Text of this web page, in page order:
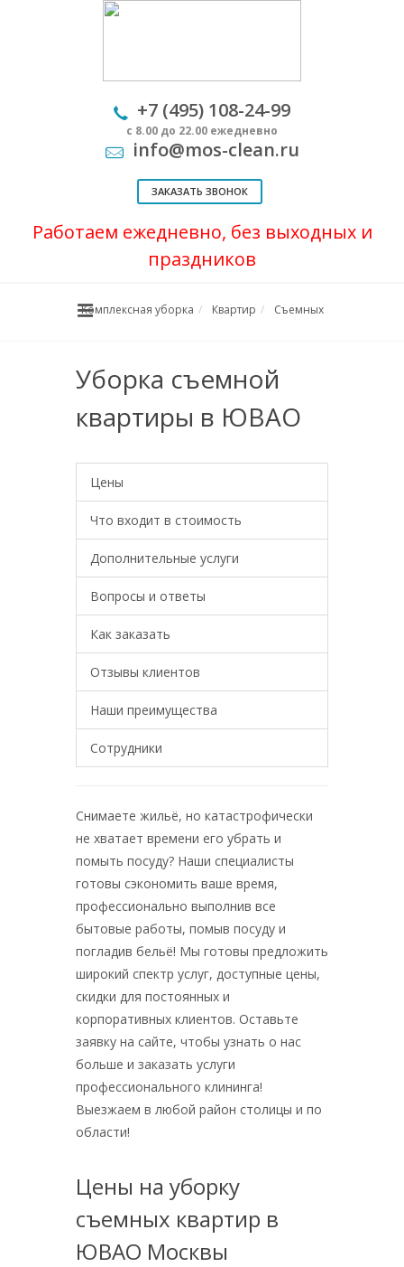
+7 (495) 108-24-99
с 8.00 до 22.00 ежедневно
info@mos-clean.ru
ЗАКАЗАТЬ ЗВОНОК
Работаем ежедневно, без выходных и
праздников
Комплексная уборка Квартир Съемных
Уборка съемной
квартиры в ЮВАО
Цены
Что входит в стоимость
Дополнительные услуги
Вопросы и ответы
Как заказать
Отзывы клиентов
Наши преимущества
Сотрудники
Снимаете жильё, но катастрофически
не хватает времени его убрать и
помыть посуду? Наши специалисты
готовы сэкономить ваше время,
профессионально выполнив все
бытовые работы, помыв посуду и
погладив бельё! Мы готовы предложить
широкий спектр услуг, доступные цены,
скидки для постоянных и
корпоративных клиентов. Оставьте
заявку на сайте, чтобы узнать о нас
больше и заказать услуги
профессионального клининга!
Выезжаем в любой район столицы и по
области!
Цены на уборку
съемных квартир в
ЮВАО Москвы